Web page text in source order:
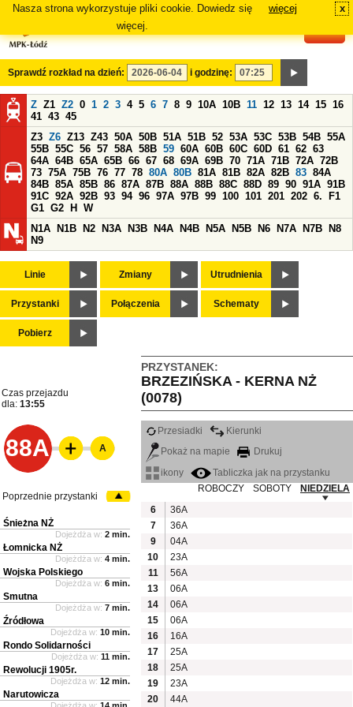
Nasza strona wykorzystuje pliki cookie. Dowiedz się
więcej.
więcej x
Sprawdź rozkład na dzień: i godzinę:
Z Z1 Z2 0 1 2 3 4 5 6 7 8 9 10A 10B 11 12 13 14 15 16
41 43 45
Z3 Z6 Z13 Z43 50A 50B 51A 51B 52 53A 53C 53B 54B 55A
55B 55C 56 57 58A 58B 59 60A 60B 60C 60D 61 62 63
64A 64B 65A 65B 66 67 68 69A 69B 70 71A 71B 72A 72B
73 75A 75B 76 77 78 80A 80B 81A 81B 82A 82B 83 84A
84B 85A 85B 86 87A 87B 88A 88B 88C 88D 89 90 91A 91B
91C 92A 92B 93 94 96 97A 97B 99 100 101 201 202 6.
F1
G1 G2 H
W
N1A
N1B N2 N3A N3B N4A N4B N5A N5B N6 N7A N7B
N8
N9
Linie Zmiany Utrudnienia
Przystanki Połączenia Schematy
Pobierz
PRZYSTANEK:
BRZEZIŃSKA - KERNA NŻ
(0078)
Czas przejazdu
dla: 13:55
88A
Przesiadki
Kierunki
Pokaż na mapie
Drukuj
ikony
Tabliczka jak na przystanku
ROBOCZY
SOBOTY
NIEDZIELA
6
36A
7
36A
9
04A
10
23A
11
56A
13
06A
14
06A
15
06A
16
16A
17
25A
18
25A
19
23A
20
44A
A
Poprzednie przystanki
Śnieżna NŻ
Dojeżdża w: 2 min.
Łomnicka NŻ
Dojeżdża w: 4 min.
Wojska Polskiego
Dojeżdża w: 6 min.
Smutna
Dojeżdża w: 7 min.
Źródłowa
Dojeżdża w: 10 min.
Rondo Solidarności
Dojeżdża w: 11 min.
Rewolucji 1905r.
Dojeżdża w: 12 min.
Narutowicza